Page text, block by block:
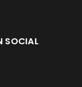
SOCIAL